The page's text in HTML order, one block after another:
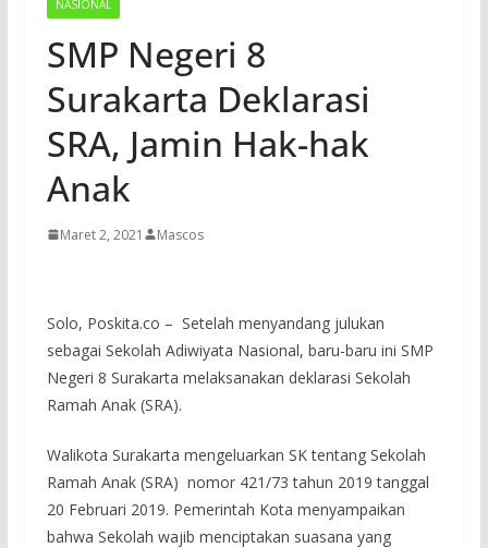
NASIONAL
SMP Negeri 8
Surakarta Deklarasi
SRA, Jamin Hak-hak
Anak
Maret 2, 2021 Mascos
Solo, Poskita.co – Setelah menyandang julukan
sebagai Sekolah Adiwiyata Nasional, baru-baru ini SMP
Negeri 8 Surakarta melaksanakan deklarasi Sekolah
Ramah Anak (SRA).
Walikota Surakarta mengeluarkan SK tentang Sekolah
Ramah Anak (SRA) nomor 421/73 tahun 2019 tanggal
20 Februari 2019. Pemerintah Kota menyampaikan
bahwa Sekolah wajib menciptakan suasana yang